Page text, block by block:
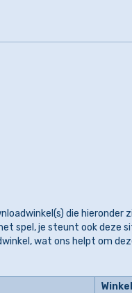
die hieronder
spel, je steunt ook deze
wat ons helpt om
Winkel